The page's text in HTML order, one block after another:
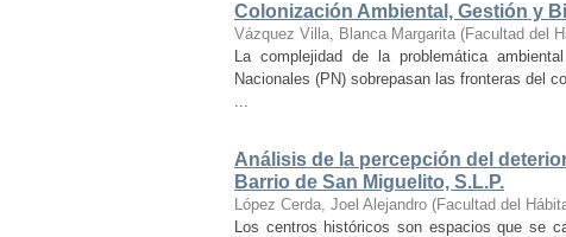
Colonización Ambiental, Gestión y
Vázquez Villa, Blanca Margarita (Facultad del
La complejidad de la problemática
Nacionales (PN) sobrepasan las fronteras del
...
Análisis de la percepción del
Barrio de San Miguelito, S.L.P.
López Cerda, Joel Alejandro (Facultad del
Los centros históricos son espacios que se